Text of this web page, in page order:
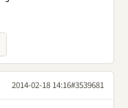
2014-02-18 14:16#3539681